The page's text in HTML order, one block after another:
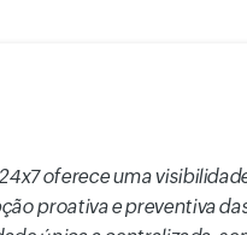
oferece uma
proativa e preventiva